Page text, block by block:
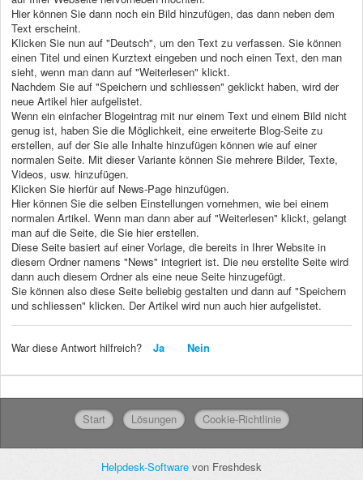
Hier können Sie dann noch ein Bild hinzufügen, das dann neben dem
Text erscheint.
Klicken Sie nun auf "Deutsch", um den Text zu verfassen. Sie können
einen Titel und einen Kurztext eingeben und noch einen Text, den man
sieht, wenn man dann auf "Weiterlesen" klickt.
Nachdem Sie auf "Speichern und schliessen" geklickt haben, wird der
neue Artikel hier aufgelistet.
Wenn ein einfacher Blogeintrag mit nur einem Text und einem Bild nicht
genug ist, haben Sie die Möglichkeit, eine erweiterte Blog-Seite zu
erstellen, auf der Sie alle Inhalte hinzufügen können wie auf einer
normalen Seite. Mit dieser Variante können Sie mehrere Bilder, Texte,
Videos, usw. hinzufügen.
Klicken Sie hierfür auf News-Page hinzufügen.
Hier können Sie die selben Einstellungen vornehmen, wie bei einem
normalen Artikel. Wenn man dann aber auf "Weiterlesen" klickt, gelangt
man auf die Seite, die Sie hier erstellen.
Diese Seite basiert auf einer Vorlage, die bereits in Ihrer Website in
diesem Ordner namens "News" integriert ist. Die neu erstellte Seite wird
dann auch diesem Ordner als eine neue Seite hinzugefügt.
Sie können also diese Seite beliebig gestalten und dann auf "Speichern
und schliessen" klicken. Der Artikel wird nun auch hier aufgelistet.
War diese Antwort hilfreich? Ja Nein
Start Lösungen Cookie-Richtlinie
Helpdesk-Software von Freshdesk